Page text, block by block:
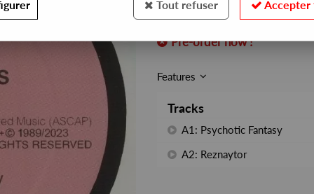
MU2413
Pre-order now !
Features
Tracks
A1: Psychotic Fantasy
A2: Reznaytor
Tout refuser Accepter